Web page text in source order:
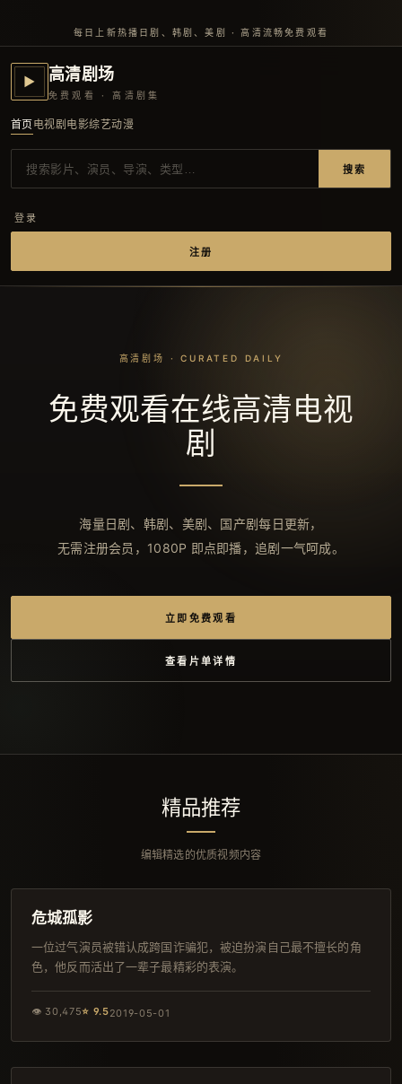
每日上新热播日剧、韩剧、美剧 · 高清流畅免费观看
▶ 高清剧场
免费观看 · 高清剧集
首页电视剧 电影综艺动漫
搜索
登录
注册
免费观看在线高清电视
剧
海量日剧、韩剧、美剧、国产剧每日更新，
无需注册会员，1080P 即点即播，追剧一气呵成。
立即免费观看
查看片单详情
精品推荐
编辑精选的优质视频内容
4K
危城孤影
一位过气演员被错认成跨国诈骗犯，被迫扮演自己最不擅长的角
色，他反而活出了一辈子最精彩的表演。
👁 30,475⭐ 9.52019-05-01